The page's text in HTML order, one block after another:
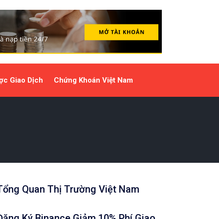
Giao Dịch Chứng Khoán Việt Nam
Quan Thị Trường Việt Nam